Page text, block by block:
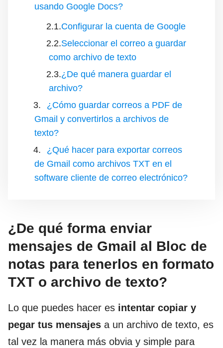
usando Google Docs?
Configurar la cuenta de Google
Seleccionar el correo a guardar
como archivo de texto
¿De qué manera guardar el
archivo?
¿Cómo guardar correos a PDF de
Gmail y convertirlos a archivos de
texto?
¿Qué hacer para exportar correos
de Gmail como archivos TXT en el
software cliente de correo electrónico?
¿De qué forma enviar
mensajes de Gmail al Bloc de
notas para tenerlos en formato
TXT o archivo de texto?
Lo que puedes hacer es intentar copiar y
pegar tus mensajes a un archivo de texto, es
tal vez la manera más obvia y simple para